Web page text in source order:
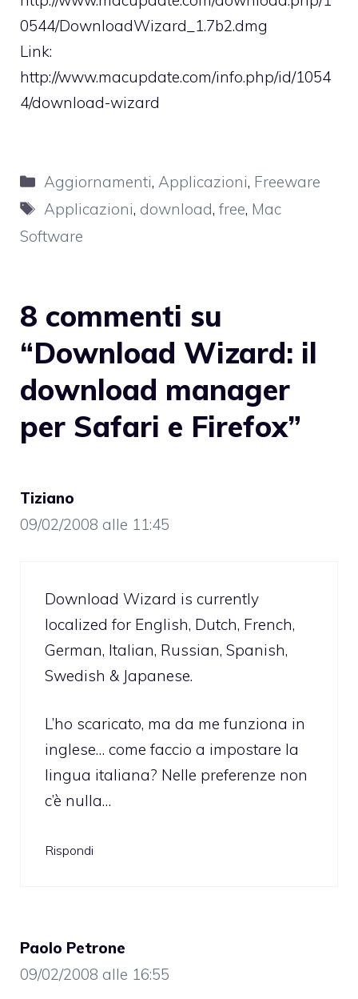
0544/DownloadWizard_1.7b2.dmg
Link:
http://www.macupdate.com/info.php/id/1054
4/download-wizard
Categorie
Aggiornamenti,Applicazioni, Freeware
Tag
Applicazioni, download,free, Mac
Software
8 commenti su
“Download Wizard: il
download manager
per Safari e Firefox”
Tiziano
09/02/2008 alle 11:45
Download Wizard is currently
localized for English, Dutch, French,
German, Italian, Russian, Spanish,
Swedish & Japanese.
L’ho scaricato, ma da me funziona in
inglese… come faccio a impostare la
lingua italiana? Nelle preferenze non
c’è nulla…
Rispondi
Paolo Petrone
09/02/2008 alle 16:55